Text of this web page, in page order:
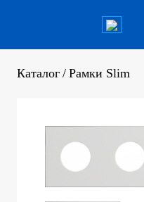
Каталог / Рамки Slim